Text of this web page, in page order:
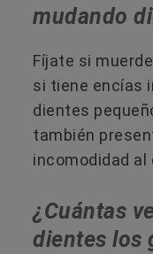
mudando
Fíjate si
si tiene encías
dientes
también
incomodidad al
¿Cuántas
dientes los